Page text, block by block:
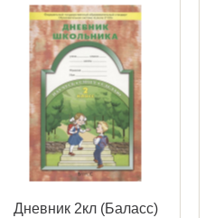
Дневник 2кл (Баласс)